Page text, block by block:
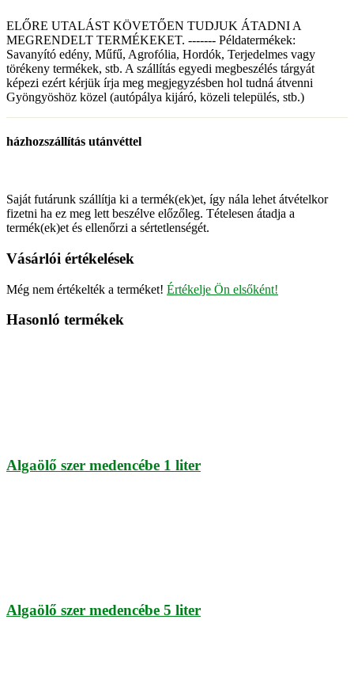
ELŐRE UTALÁST KÖVETŐEN TUDJUK ÁTADNI A
MEGRENDELT TERMÉKEKET. ------- Példatermékek:
Savanyító edény, Műfű, Agrofólia, Hordók, Terjedelmes vagy
törékeny termékek, stb. A szállítás egyedi megbeszélés tárgyát
képezi ezért kérjük írja meg megjegyzésben hol tudná átvenni
Gyöngyöshöz közel (autópálya kijáró, közeli település, stb.)
házhozszállítás utánvéttel
Saját futárunk szállítja ki a termék(ek)et, így nála lehet átvételkor
fizetni ha ez meg lett beszélve előzőleg. Tételesen átadja a
termék(ek)et és ellenőrzi a sértetlenségét.
Vásárlói értékelések
Még nem értékelték a terméket! Értékelje Ön elsőként!
Hasonló termékek
Algaölő szer medencébe 1 liter
Algaölő szer medencébe 5 liter